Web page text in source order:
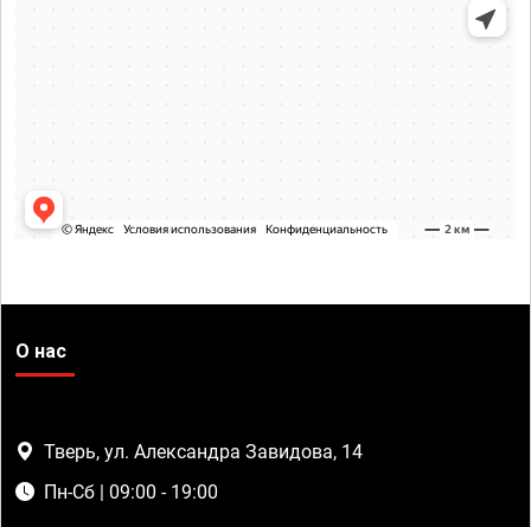
О нас
Тверь, ул. Александра Завидова, 14
Пн-Сб | 09:00 - 19:00